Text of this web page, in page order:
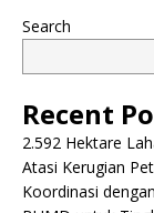
Search
Recent
2.592 Hektare
Atasi Kerugian
Koordinasi